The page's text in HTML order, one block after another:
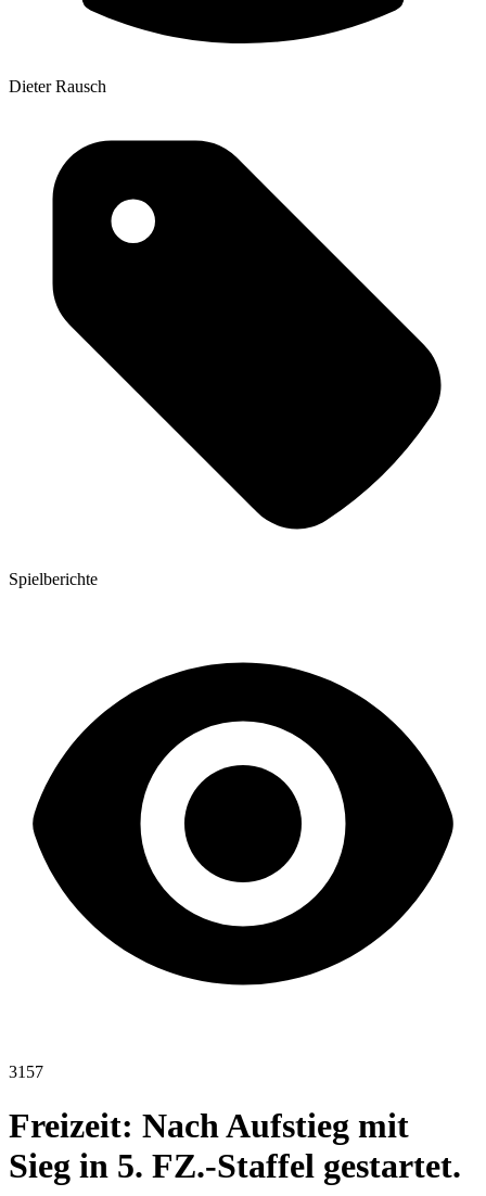
Dieter Rausch
Spielberichte
3157
Freizeit: Nach Aufstieg mit
Sieg in 5. FZ.-Staffel gestartet.